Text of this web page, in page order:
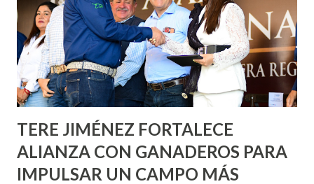
lo que se aplicará pintura en 66 casas. Posteriormente se
llevará este programa a Villas de Nuestra Señora de la
Asunción, Avenida Alameda y Decreto 27 de Septiembre, en
los edificios FOVISSSTE Ojo de Agua, en la comunidad
Norias de Paso Hondo y en los edificios de...
TERE JIMÉNEZ FORTALECE
ALIANZA CON GANADEROS PARA
IMPULSAR UN CAMPO MÁS